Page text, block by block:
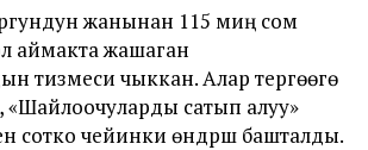
жанынан 115 миң сом
аймакта жашаган
тизмеси чыккан. Алар тергөөгө
сатып алуу»
сотко чейинки өндүрүш башталды.